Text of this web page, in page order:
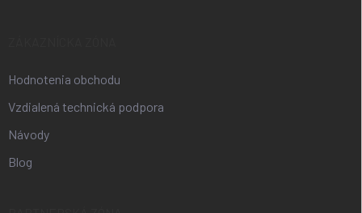
Hodnotenia obchodu
Vzdialená technická podpora
Návody
Blog